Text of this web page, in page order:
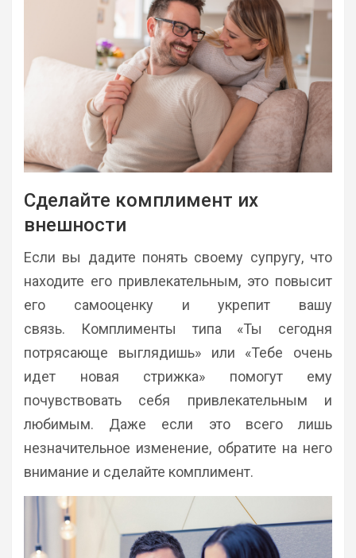
Сделайте комплимент их
внешности
Если вы дадите понять своему супругу, что
находите его привлекательным, это повысит
его самооценку и укрепит вашу
связь. Комплименты типа «Ты сегодня
потрясающе выглядишь» или «Тебе очень
идет новая стрижка» помогут ему
почувствовать себя привлекательным и
любимым. Даже если это всего лишь
незначительное изменение, обратите на него
внимание и сделайте комплимент.